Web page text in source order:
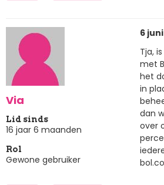
Via
Lid sinds
16 jaar 6 maanden
Rol
Gewone gebruiker
6 juni
Tja,
met
het
in
dan
over